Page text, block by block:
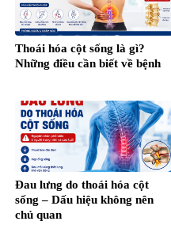
Thoái hóa cột sống là gì?
Những điều cần biết về bệnh
Đau lưng do thoái hóa cột
sống – Dấu hiệu không nên
chủ quan